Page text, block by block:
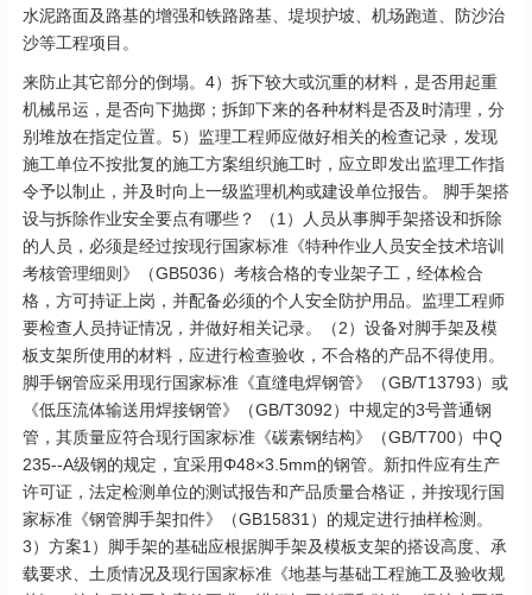
水泥路面及路基的增强和铁路路基、堤坝护坡、机场跑道、防沙治
沙等工程项目。
来防止其它部分的倒塌。4）拆下较大或沉重的材料，是否用起重
机械吊运，是否向下抛掷；拆卸下来的各种材料是否及时清理，分
别堆放在指定位置。5）监理工程师应做好相关的检查记录，发现
施工单位不按批复的施工方案组织施工时，应立即发出监理工作指
令予以制止，并及时向上一级监理机构或建设单位报告。 脚手架搭
设与拆除作业安全要点有哪些？ （1）人员从事脚手架搭设和拆除
的人员，必须是经过按现行国家标准《特种作业人员安全技术培训
考核管理细则》（GB5036）考核合格的专业架子工，经体检合
格，方可持证上岗，并配备必须的个人安全防护用品。监理工程师
要检查人员持证情况，并做好相关记录。（2）设备对脚手架及模
板支架所使用的材料，应进行检查验收，不合格的产品不得使用。
脚手钢管应采用现行国家标准《直缝电焊钢管》（GB/T13793）或
《低压流体输送用焊接钢管》（GB/T3092）中规定的3号普通钢
管，其质量应符合现行国家标准《碳素钢结构》（GB/T700）中Q
235--A级钢的规定，宜采用Φ48×3.5mm的钢管。新扣件应有生产
许可证，法定检测单位的测试报告和产品质量合格证，并按现行国
家标准《钢管脚手架扣件》（GB15831）的规定进行抽样检测。
3）方案1）脚手架的基础应根据脚手架及模板支架的搭设高度、承
载要求、土质情况及现行国家标准《地基与基础工程施工及验收规